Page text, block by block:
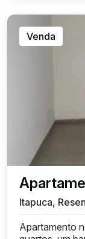
Venda
Itapuca,
Apartamento